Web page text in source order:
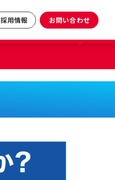
採用情報 お問い合わせ